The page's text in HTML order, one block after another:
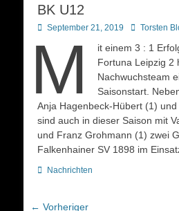
BK U12
Posted
September 21, 2019 AutorTorsten
M
it einem 3 : 1
Fortuna Leipzig 2
Nachwuchsteam
Saisonstart.
Anja Hagenbeck-Hübert (1)
sind auch in dieser Saison mit
und Franz Grohmann (1) zwei
Falkenhainer SV 1898 im
Kategorien
Nachrichten
Beitragsnavigation
← Vorheriger